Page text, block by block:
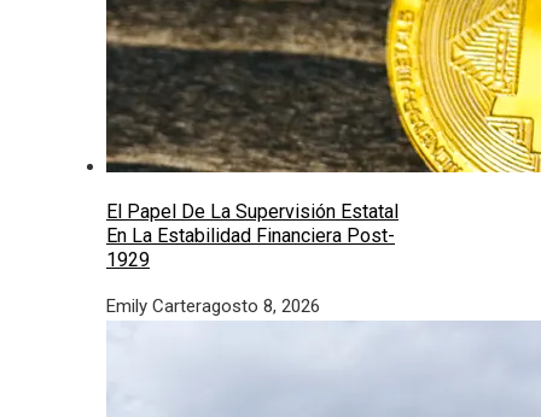
El Papel De La Supervisión Estatal
En La Estabilidad Financiera Post-
1929
Emily Carteragosto 8, 2026